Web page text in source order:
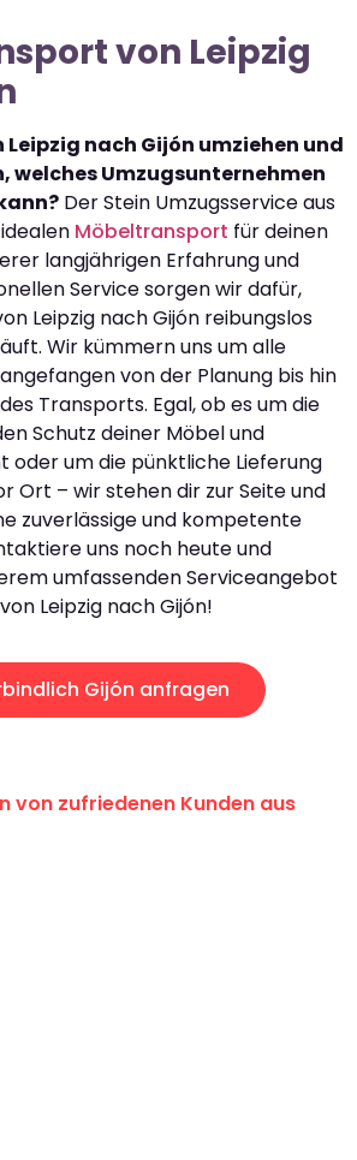
von Leipzig
nach Gijón umziehen und
welches Umzugsunternehmen
Der Stein Umzugsservice aus
Möbeltransport für deinen
langjährigen Erfahrung und
Service sorgen wir dafür,
Leipzig nach Gijón reibungslos
Wir kümmern uns um alle
von der Planung bis hin
Transports. Egal, ob es um die
Schutz deiner Möbel und
oder um die pünktliche Lieferung
Ort – wir stehen dir zur Seite und
zuverlässige und kompetente
uns noch heute und
umfassenden Serviceangebot
Leipzig nach Gijón!
Gijón anfragen
von zufriedenen Kunden aus